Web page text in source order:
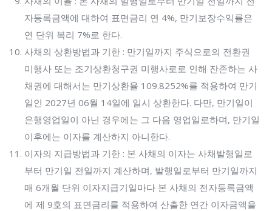
자등록금액에 대하여 표면금리 연 4%, 만기보장수익률은
연 단위 복리 7%로 한다.
사채의 상환방법과 기한 : 만기일까지 주식으로의 전환권
미행사 또는 조기상환청구권 미행사로로 인해 잔존하는 사
채권에 대해서는 만기상환율 109.8252%를 적용하여 만기
일인 2027년 06월 14일에 일시 상환한다. 다만, 만기일이
은행영업일이 아닌 경우에는 그 다음 영업일로하며, 만기일
이후에는 이자를 계산하지 아니한다.
이자의 지급방법과 기한 : 본 사채의 이자는 사채발행일로
부터 만기일 전일까지 계산하며, 발행일로부터 만기일까지
매 6개월 단위 이자지급기일마다 본 사채의 전자등록금액
에 제 9호의 표면금리를 적용하여 산출한 연간 이자금액을